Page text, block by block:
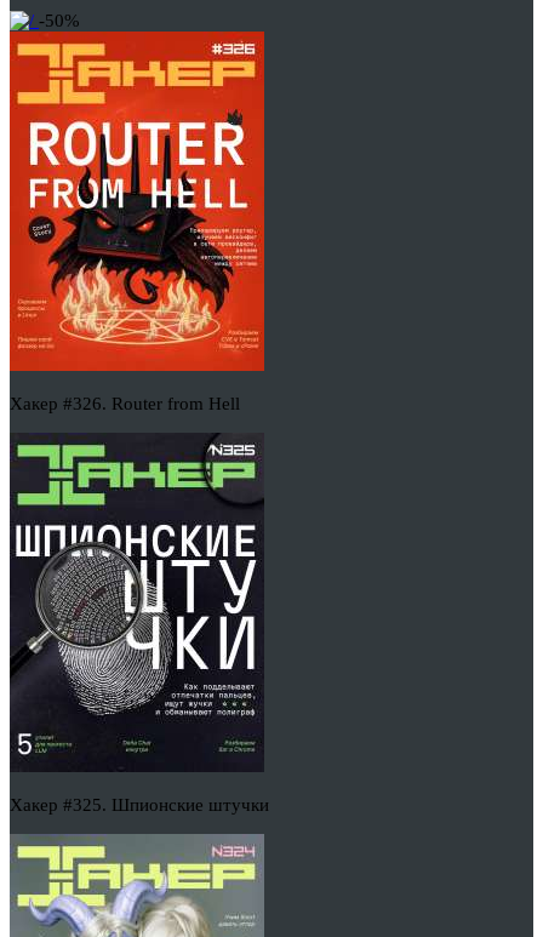
-50%
Хакер #326. Router from Hell
Хакер #325. Шпионские штучки